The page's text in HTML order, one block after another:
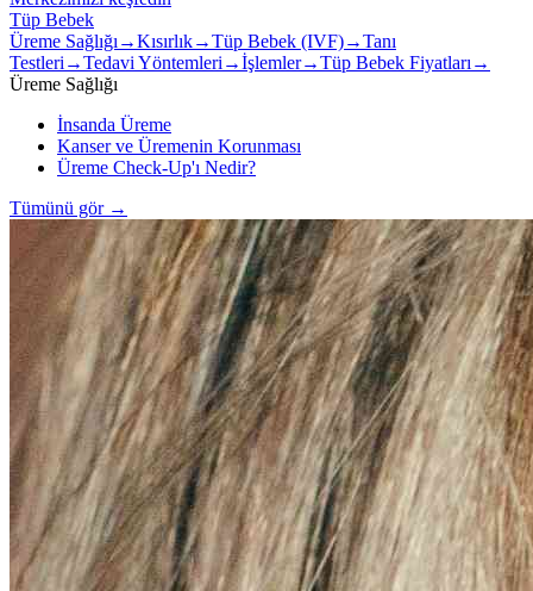
Tüp Bebek
Üreme Sağlığı →Kısırlık→Tüp Bebek (IVF)→Tanı
Testleri →Tedavi Yöntemleri →İşlemler→Tüp Bebek Fiyatları →
Üreme Sağlığı
İnsanda Üreme
Kanser ve Üremenin Korunması
Üreme Check-Up'ı Nedir?
Tümünü gör →